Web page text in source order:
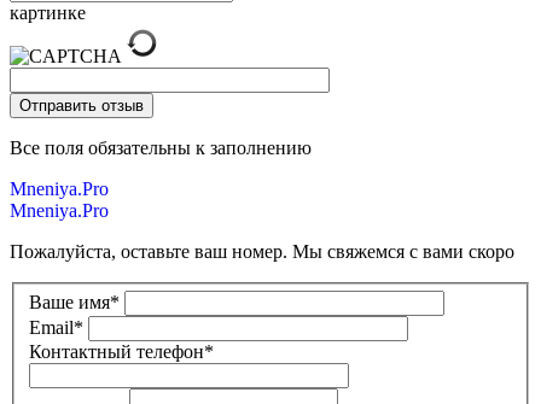
картинке
Все поля обязательны к заполнению
Mneniya.Pro
Mneniya.Pro
Пожалуйста, оставьте ваш номер. Мы свяжемся с вами скоро
Ваше имя*
Email*
Контактный телефон*